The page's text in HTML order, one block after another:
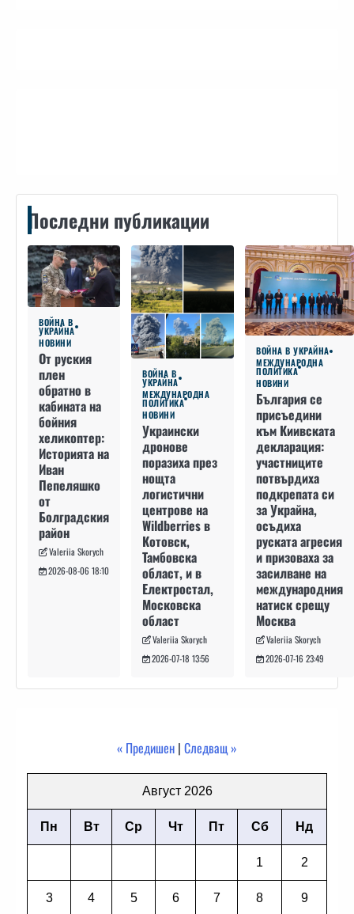
Последни публикации
ВОЙНА В
УКРАЙНА
НОВИНИ
От руския
плен
обратно в
кабината на
бойния
хеликоптер:
Историята на
Иван
Пепеляшко
от
Болградския
район
Valeriia Skorych
2026-08-06 18:10
ВОЙНА В
УКРАЙНА
МЕЖДУНАРОДНА
ПОЛИТИКА
НОВИНИ
Украински
дронове
поразиха през
нощта
логистични
центрове на
Wildberries в
Котовск,
Тамбовска
област, и в
Електростал,
Московска
област
Valeriia Skorych
2026-07-18 13:56
ВОЙНА В УКРАЙНА
МЕЖДУНАРОДНА
ПОЛИТИКА
НОВИНИ
България се
присъедини
към Киивската
декларация:
участниците
потвърдиха
подкрепата си
за Украйна,
осъдиха
руската агресия
и призоваха за
засилване на
международния
натиск срещу
Москва
Valeriia Skorych
2026-07-16 23:49
« Предишен | Следващ »
Август 2026
Пн Вт Ср Чт Пт Сб Нд
1 2
3 4 5 6 7 8 9